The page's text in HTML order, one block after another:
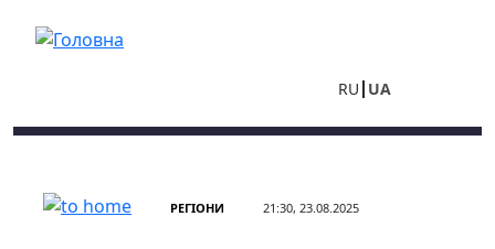
RU UA
РЕГІОНИ 21:30, 23.08.2025